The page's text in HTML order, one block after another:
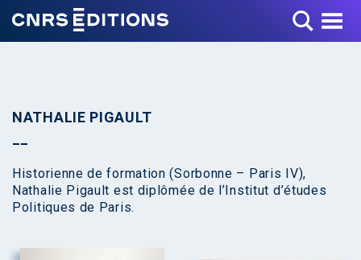
Toggle Menu
NATHALIE PIGAULT
Historienne de formation (Sorbonne – Paris IV),
Nathalie Pigault est diplômée de l’Institut d’études
Politiques de Paris.